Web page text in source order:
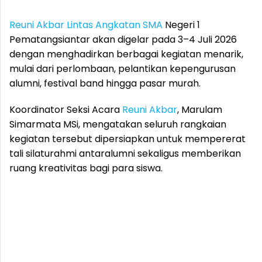
Reuni Akbar Lintas Angkatan SMA Negeri 1
Pematangsiantar akan digelar pada 3–4 Juli 2026
dengan menghadirkan berbagai kegiatan menarik,
mulai dari perlombaan, pelantikan kepengurusan
alumni, festival band hingga pasar murah.
Koordinator Seksi Acara Reuni Akbar, Marulam
Simarmata MSi, mengatakan seluruh rangkaian
kegiatan tersebut dipersiapkan untuk mempererat
tali silaturahmi antaralumni sekaligus memberikan
ruang kreativitas bagi para siswa.